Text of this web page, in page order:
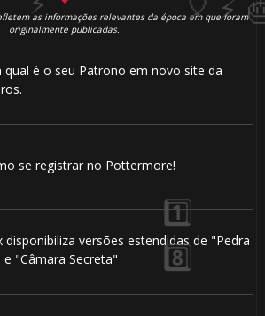
as informações relevantes da época em que foram
originalmente publicadas.
qual é o seu Patrono em novo site da
se registrar no Pottermore!
disponibiliza versões estendidas de "Pedra
"Câmara Secreta"